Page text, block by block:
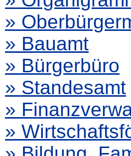
»
» Bauamt
» Bürgerbüro
» Standesamt
»
»